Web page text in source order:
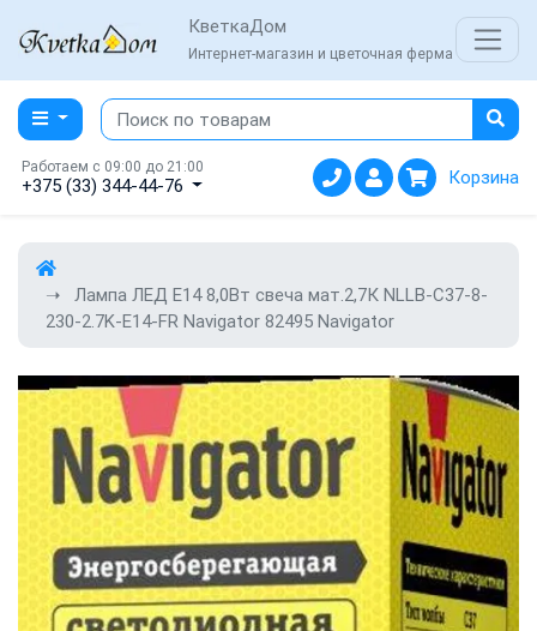
КветкаДом
Интернет-магазин и цветочная ферма
Работаем с 09:00 до 21:00
+375 (33) 344-44-76 Корзина
Лампа ЛЕД E14 8,0Вт свеча мат.2,7К NLLB-C37-8-
230-2.7K-E14-FR Navigator 82495 Navigator